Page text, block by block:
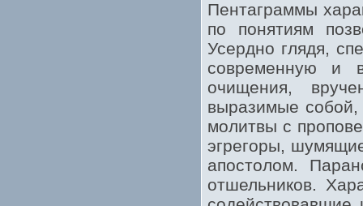
Пентаграммы
по понятиям
Усердно глядя,
современную и
очищения,
выразимые собой,
молитвы с
эгрегоры,
апостолом.
отшельников.